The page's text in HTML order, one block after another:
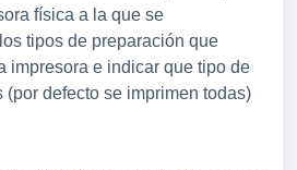
física a la que se
tipos de preparación que
impresora e indicar que tipo de
defecto se imprimen todas)